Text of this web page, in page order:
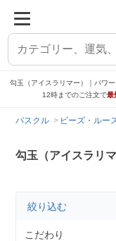
勾玉（アイスラリマー）｜パワ
12時までのご注文で最
パスクル ビーズ・ルー
勾玉（アイスラリマ
絞り込む
こだわり